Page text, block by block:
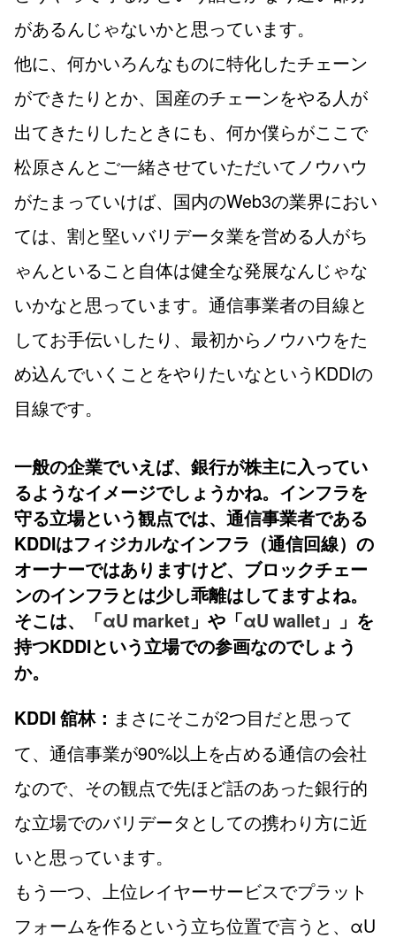
があるんじゃないかと思っています。
他に、何かいろんなものに特化したチェーン
ができたりとか、国産のチェーンをやる人が
出てきたりしたときにも、何か僕らがここで
松原さんとご一緒させていただいてノウハウ
がたまっていけば、国内のWeb3の業界におい
ては、割と堅いバリデータ業を営める人がち
ゃんといること自体は健全な発展なんじゃな
いかなと思っています。通信事業者の目線と
してお手伝いしたり、最初からノウハウをた
め込んでいくことをやりたいなというKDDIの
目線です。
一般の企業でいえば、銀行が株主に入ってい
るようなイメージでしょうかね。インフラを
守る立場という観点では、通信事業者である
KDDIはフィジカルなインフラ（通信回線）の
オーナーではありますけど、ブロックチェー
ンのインフラとは少し乖離はしてますよね。
そこは、「αU market 」や「αU wallet 」」を
持つKDDIという立場での参画なのでしょう
か。
KDDI 舘林： まさにそこが2つ目だと思って
て、通信事業が90%以上を占める通信の会社
なので、その観点で先ほど話のあった銀行的
な立場でのバリデータとしての携わり方に近
いと思っています。
もう一つ、上位レイヤーサービスでプラット
フォームを作るという立ち位置で言うと、αU